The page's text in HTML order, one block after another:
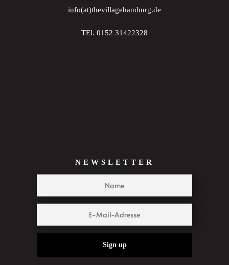
info(at)thevillagehamburg.de
TEl. 0152 31422328
NEWSLETTER
Sign up